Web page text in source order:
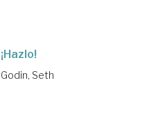
¡Hazlo!
Godin, Seth